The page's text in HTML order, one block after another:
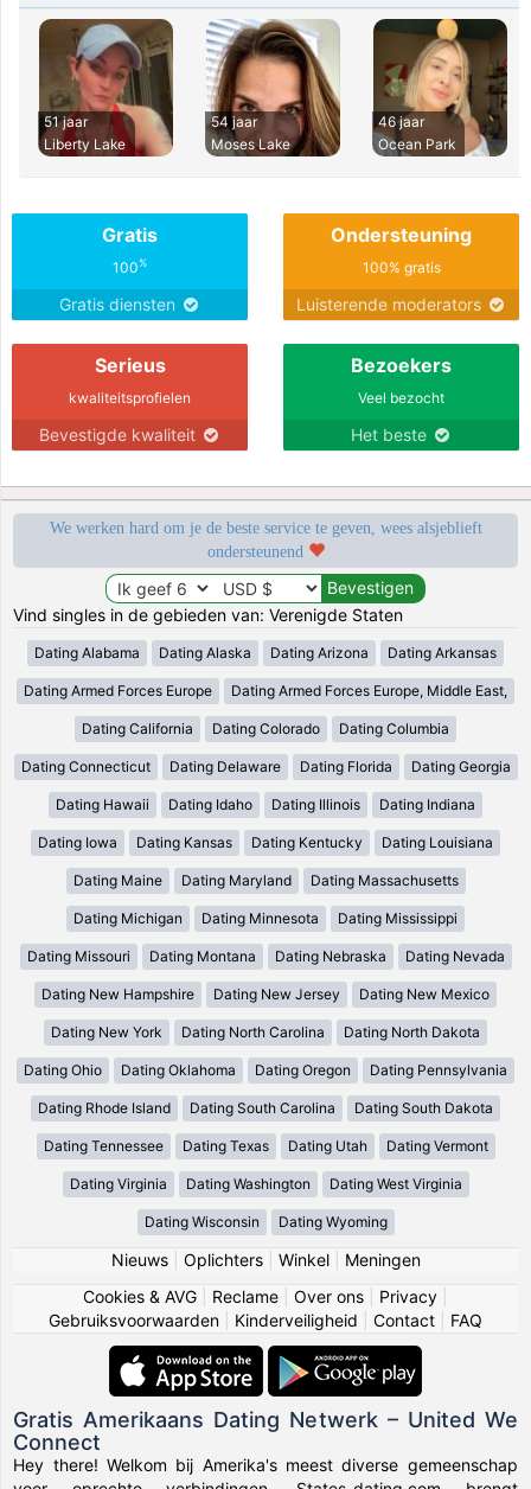
51 jaar
Liberty Lake
54 jaar
Moses Lake
46 jaar
Ocean Park
Gratis
100%
Gratis diensten
Ondersteuning
100% gratis
Luisterende moderators
Serieus
kwaliteitsprofielen
Bevestigde kwaliteit
Bezoekers
Veel bezocht
Het beste
We werken hard om je de beste service te geven, wees alsjeblieft
ondersteunend
Vind singles in de gebieden van: Verenigde Staten
Dating Alabama Dating Alaska Dating Arizona Dating Arkansas
Dating Armed Forces Europe Dating Armed Forces Europe, Middle East,
Dating California Dating Colorado Dating Columbia
Dating Connecticut Dating Delaware Dating Florida Dating Georgia
Dating Hawaii Dating Idaho Dating Illinois Dating Indiana
Dating Iowa Dating Kansas Dating Kentucky Dating Louisiana
Dating Maine Dating Maryland Dating Massachusetts
Dating Michigan Dating Minnesota Dating Mississippi
Dating Missouri Dating Montana Dating Nebraska Dating Nevada
Dating New Hampshire Dating New Jersey Dating New Mexico
Dating New York Dating North Carolina Dating North Dakota
Dating Ohio Dating Oklahoma Dating Oregon Dating Pennsylvania
Dating Rhode Island Dating South Carolina Dating South Dakota
Dating Tennessee Dating Texas Dating Utah Dating Vermont
Dating Virginia Dating Washington Dating West Virginia
Dating Wisconsin Dating Wyoming
Nieuws| Oplichters| Winkel| Meningen
Cookies & AVG
Reclame Over ons Privacy
Gebruiksvoorwaarden
Kinderveiligheid Contact FAQ
Gratis Amerikaans Dating Netwerk – United We
Connect
Hey there! Welkom bij Amerika's meest diverse gemeenschap